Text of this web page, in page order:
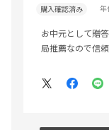
購入確認済み 年
お中元として贈
局推薦なので信